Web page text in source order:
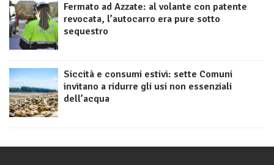
Fermato ad Azzate: al volante con patente
revocata, l’autocarro era pure sotto
sequestro
Siccità e consumi estivi: sette Comuni
invitano a ridurre gli usi non essenziali
dell’acqua